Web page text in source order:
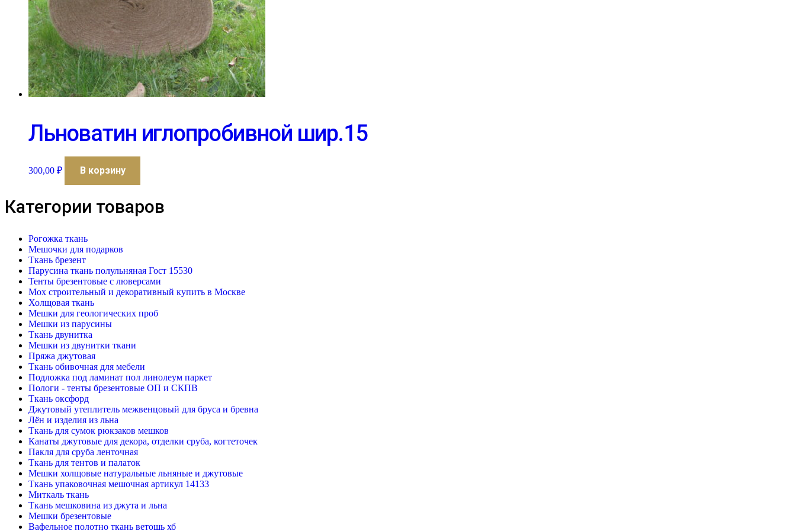
Льноватин иглопробивной шир.15
300,00 ₽ В корзину
Категории товаров
Рогожка ткань
Мешочки для подарков
Ткань брезент
Парусина ткань полульняная Гост 15530
Тенты брезентовые с люверсами
Мох строительный и декоративный купить в Москве
Холщовая ткань
Мешки для геологических проб
Мешки из парусины
Ткань двунитка
Мешки из двунитки ткани
Пряжа джутовая
Ткань обивочная для мебели
Подложка под ламинат пол линолеум паркет
Пологи - тенты брезентовые ОП и СКПВ
Ткань оксфорд
Джутовый утеплитель межвенцовый для бруса и бревна
Лён и изделия из льна
Ткань для сумок рюкзаков мешков
Канаты джутовые для декора, отделки сруба, когтеточек
Пакля для сруба ленточная
Ткань для тентов и палаток
Мешки холщовые натуральные льняные и джутовые
Ткань упаковочная мешочная артикул 14133
Миткаль ткань
Ткань мешковина из джута и льна
Мешки брезентовые
Вафельное полотно ткань ветошь хб